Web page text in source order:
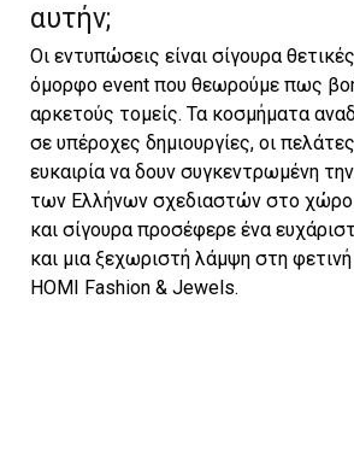
αυτήν;
Οι εντυπώσεις είναι σίγουρα
όμορφο event που θεωρούμε πως
αρκετούς τομείς. Τα κοσμήματα
σε υπέροχες δημιουργίες, οι
ευκαιρία να δουν συγκεντρωμένη
των Ελλήνων σχεδιαστών στο
και σίγουρα προσέφερε ένα
και μια ξεχωριστή λάμψη στη
HOMI Fashion & Jewels.